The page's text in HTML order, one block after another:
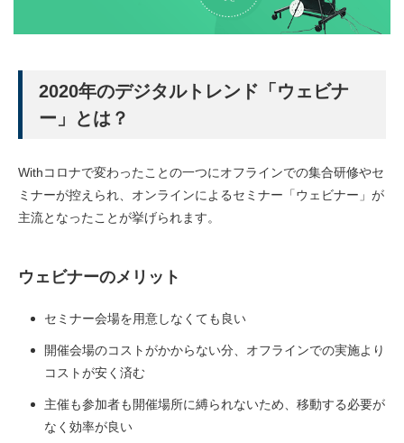
2020年のデジタルトレンド「ウェビナ
ー」とは？
Withコロナで変わったことの一つにオフラインでの集合研修やセ
ミナーが控えられ、オンラインによるセミナー「ウェビナー」が
主流となったことが挙げられます。
ウェビナーのメリット
セミナー会場を用意しなくても良い
開催会場のコストがかからない分、オフラインでの実施より
コストが安く済む
主催も参加者も開催場所に縛られないため、移動する必要が
なく効率が良い